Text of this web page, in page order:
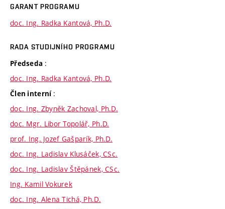
GARANT PROGRAMU
doc. Ing. Radka Kantová, Ph.D.
RADA STUDIJNÍHO PROGRAMU
Předseda :
doc. Ing. Radka Kantová, Ph.D.
Člen interní :
doc. Ing. Zbyněk Zachoval, Ph.D.
doc. Mgr. Libor Topolář, Ph.D.
prof. Ing. Jozef Gašparík, Ph.D.
doc. Ing. Ladislav Klusáček, CSc.
doc. Ing. Ladislav Štěpánek, CSc.
Ing. Kamil Vokurek
doc. Ing. Alena Tichá, Ph.D.